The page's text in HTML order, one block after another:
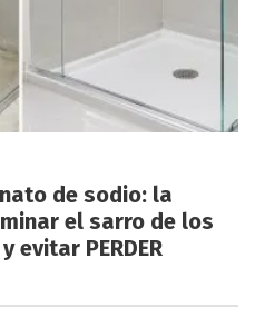
de sodio: la
el sarro de los
evitar PERDER